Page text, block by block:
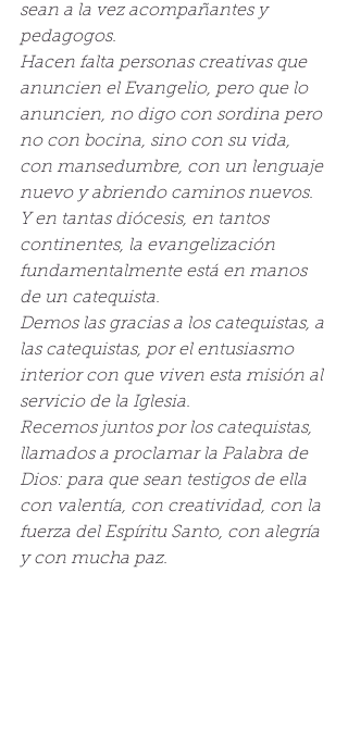
sean a la vez acompañantes y
pedagogos.
Hacen falta personas creativas que
anuncien el Evangelio, pero que lo
anuncien, no digo con sordina pero
no con bocina, sino con su vida,
con mansedumbre, con un lenguaje
nuevo y abriendo caminos nuevos.
Y en tantas diócesis, en tantos
continentes, la evangelización
fundamentalmente está en manos
de un catequista.
Demos las gracias a los catequistas, a
las catequistas, por el entusiasmo
interior con que viven esta misión al
servicio de la Iglesia.
Recemos juntos por los catequistas,
llamados a proclamar la Palabra de
Dios: para que sean testigos de ella
con valentía, con creatividad, con la
fuerza del Espíritu Santo, con alegría
y con mucha paz.